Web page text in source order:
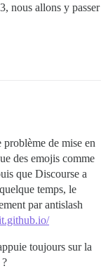
nous allons y passer
de mise en
des emojis comme
que Discourse a
temps, le
par antislash
toujours sur la